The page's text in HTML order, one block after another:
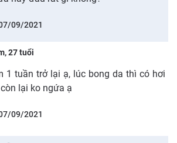
09/2021
27 tuổi
1 tuần trở lại ạ, lúc bong da thì có hơi
lại ko ngứa ạ
09/2021